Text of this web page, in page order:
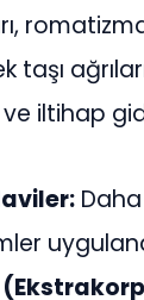
taşı
ve iltihap